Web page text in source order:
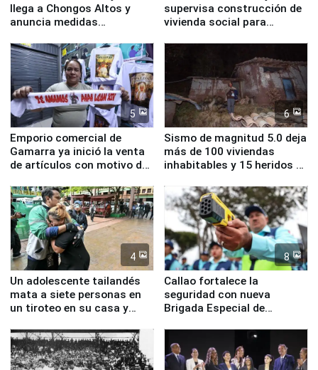
llega a Chongos Altos y
anuncia medidas
educación, salud y empleo
supervisa construcción de
vivienda social para
5
Emporio comercial de
Gamarra ya inició la venta
de artículos con motivo de
6
Sismo de magnitud 5.0 deja
más de 100 viviendas
inhabitables y 15 heridos en
4
Un adolescente tailandés
mata a siete personas en
un tiroteo en su casa y
8
Callao fortalece la
seguridad con nueva
Brigada Especial de
equipamiento para
Serenazgo